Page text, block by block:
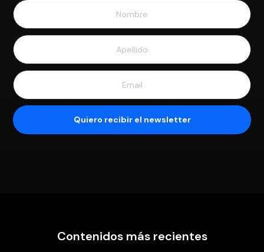
Contenidos más recientes